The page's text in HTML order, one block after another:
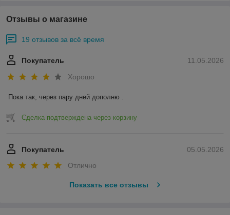
Отзывы о магазине
19 отзывов за всё время
11.05.2026
Покупатель
Хорошо
Пока так, через пару дней дополню .
Сделка подтверждена через корзину
05.05.2026
Покупатель
Отлично
Показать все отзывы